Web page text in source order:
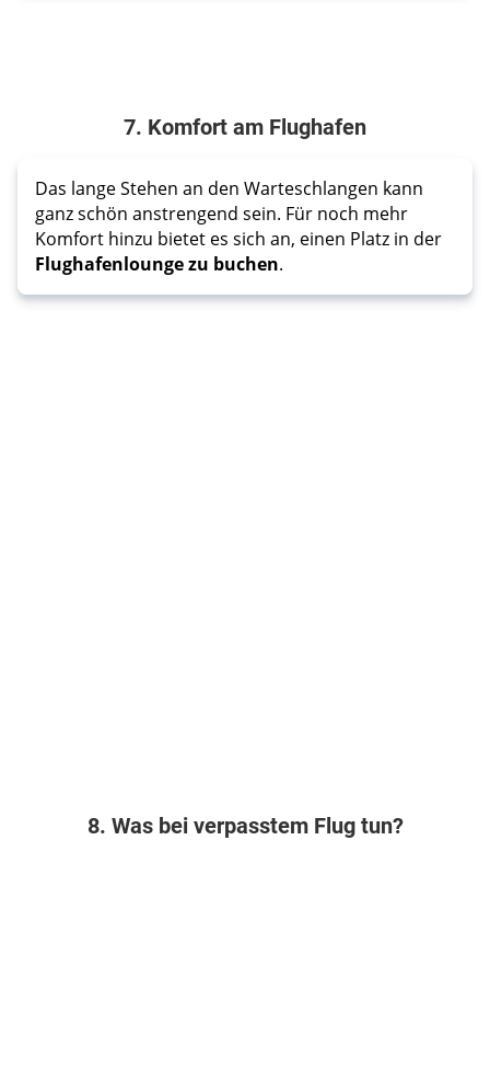
7. Komfort am Flughafen
Das lange Stehen an den Warteschlangen kann
ganz schön anstrengend sein. Für noch mehr
Komfort hinzu bietet es sich an, einen Platz in der
Flughafenlounge zu buchen.
8. Was bei verpasstem Flug tun?